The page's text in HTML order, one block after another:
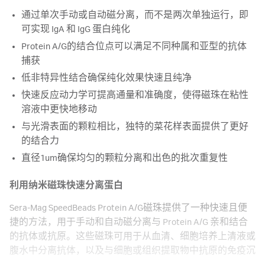
通过单次手动或自动磁分离，而不是两次单独运行，即
可实现 IgA 和 IgG 蛋白纯化
Protein A/G的结合位点可以满足不同种属和亚型的抗体
捕获
低非特异性结合确保纯化效果快速且纯净
快速反应动力学可提高通量和准确度，使得磁珠在粘性
溶液中更快地移动
与光滑表面的颗粒相比，独特的菜花样表面提供了更好
的结合力
直径1um确保均匀的颗粒分离和出色的批次重复性
利用纳米磁珠快速分离蛋白
Sera-Mag SpeedBeads Protein A/G磁珠提供了一种快速且便
捷的方法，用于手动和自动磁分离与 Protein A/G 亲和结合
的抗体或抗原。这些磁珠可用于从血清、细胞培养上清液或
腹水中分离抗体，以及与细胞或组织提取物中抗原的免疫沉